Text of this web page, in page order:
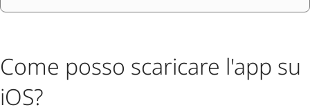
Come posso scaricare l'app su
iOS?